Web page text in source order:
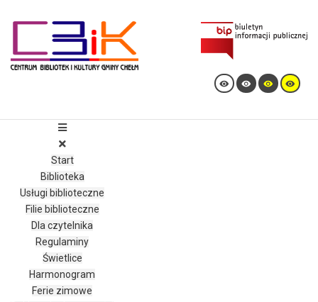
Ułatwienia dostępu
Monochromatyczny
Ciemny kontrast
Niskie nasycenie
Zaznacz linki
Zaznacz nagłówki
Czytnik ekranu
Start
Biblioteka
Usługi biblioteczne
Filie biblioteczne
Dla czytelnika
Regulaminy
Świetlice
Harmonogram
Ferie zimowe